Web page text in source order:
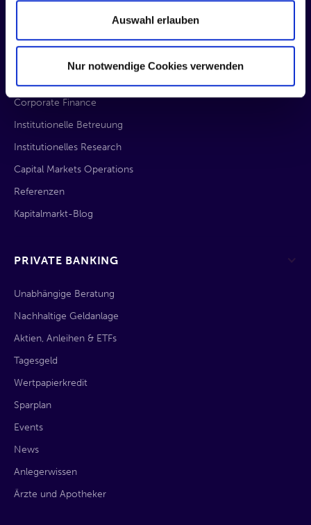
Auswahl erlauben
Nur notwendige Cookies verwenden
INVESTMENT BANKING
Corporate Finance
Institutionelle Betreuung
Institutionelles Research
Capital Markets Operations
Referenzen
Kapitalmarkt-Blog
PRIVATE BANKING
Unabhängige Beratung
Nachhaltige Geldanlage
Aktien, Anleihen & ETFs
Tagesgeld
Wertpapierkredit
Sparplan
Events
News
Anlegerwissen
Ärzte und Apotheker